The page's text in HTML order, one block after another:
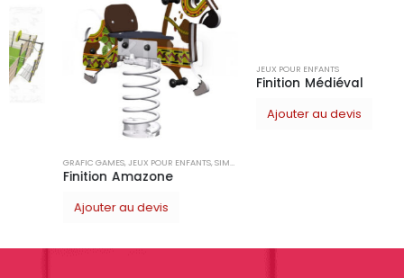
GRAFIC GAMES,JEUX POUR ENFANTS,SIMPLE
Finition Amazone
Ajouter au devis
JEUX POUR ENFANTS